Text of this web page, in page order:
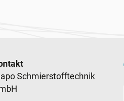
content
Schmierstofftechnik